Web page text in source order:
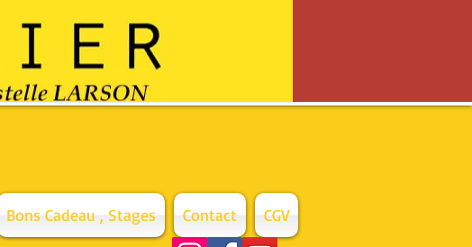
Bons Cadeau , Stages Contact CGV